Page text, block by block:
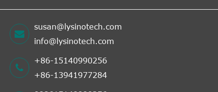
susan@lysinotech.com
info@lysinotech.com
+86-15140990256
+86-13941977284